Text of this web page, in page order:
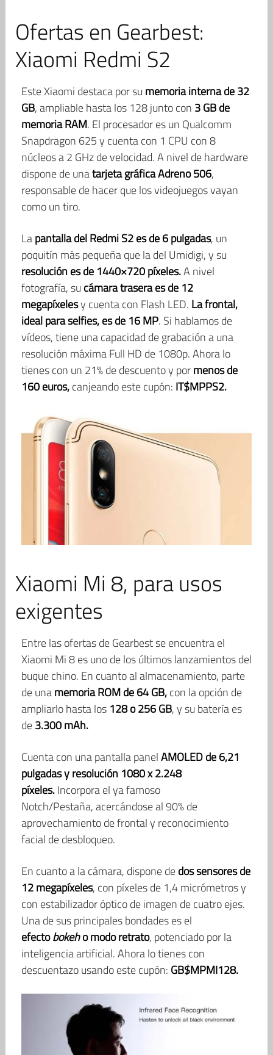
Ofertas en Gearbest:
Xiaomi Redmi S2
Este Xiaomi destaca por su memoria interna de 32
GB, ampliable hasta los 128 junto con 3 GB de
memoria RAM. El procesador es un Qualcomm
Snapdragon 625 y cuenta con 1 CPU con 8
núcleos a 2 GHz de velocidad. A nivel de hardware
dispone de unatarjeta gráfica Adreno 506,
responsable de hacer que los videojuegos vayan
como un tiro.
Lapantalla del Redmi S2 es de 6 pulgadas, un
poquitín más pequeña que la del Umidigi, y su
resolución es de 1440×720 píxeles.A nivel
fotografía, su cámara trasera es de 12
megapíxelesy cuenta con Flash LED. La frontal,
ideal para selfies, es de 16 MP. Si hablamos de
vídeos, tiene una capacidad de grabación a una
resolución máxima Full HD de 1080p. Ahora lo
tienes con un 21% de descuento y pormenos de
160 euros,canjeando este cupón: IT$MPPS2.
Xiaomi Mi 8, para usos
exigentes
Entre las ofertas de Gearbest se encuentra el
Xiaomi Mi 8 es uno de los últimos lanzamientos del
buque chino. En cuanto al almacenamiento, parte
de unamemoria ROM de 64 GB,con la opción de
ampliarlo hasta los128 o 256 GB, y su batería es
de3.300 mAh.
Cuenta con una pantalla panelAMOLED de 6,21
pulgadas y resolución 1080 x 2.248
píxeles.Incorpora el ya famoso
Notch/Pestaña, acercándose al 90% de
aprovechamiento de frontal y reconocimiento
facial de desbloqueo.
En cuanto a la cámara, dispone dedos sensores de
12 megapíxeles, con píxeles de 1,4 micrómetros y
con estabilizador óptico de imagen de cuatro ejes.
Una de sus principales bondades es el
efectobokeho modo retrato, potenciado por la
inteligencia artificial. Ahora lo tienes con
descuentazo usando este cupón: GB$MPMI128.